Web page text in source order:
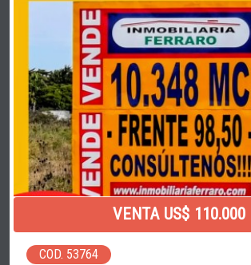
VENTA US$ 110.000
COD. 53764